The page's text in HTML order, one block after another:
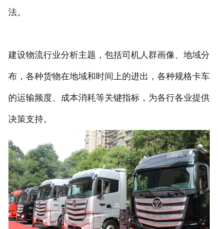
法。
建设物流行业分析主题，包括司机人群画像、地域分
布，各种货物在地域和时间上的进出，各种规格卡车
的运输频度、成本消耗等关键指标，为各行各业提供
决策支持。